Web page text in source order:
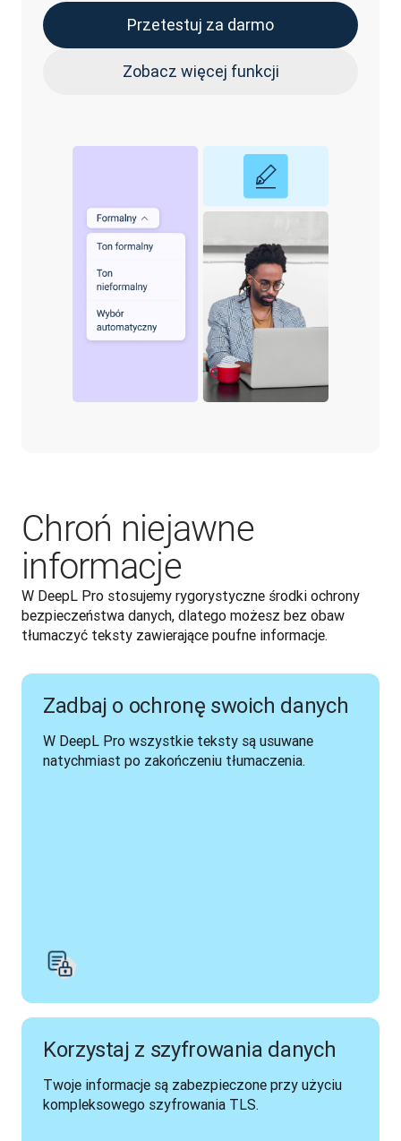
Przetestuj za darmo
Zobacz więcej funkcji
Chroń niejawne
informacje
W DeepL Pro stosujemy rygorystyczne środki ochrony
bezpieczeństwa danych, dlatego możesz bez obaw
tłumaczyć teksty zawierające poufne informacje.
Zadbaj o ochronę swoich danych
W DeepL Pro wszystkie teksty są usuwane
natychmiast po zakończeniu tłumaczenia.
Korzystaj z szyfrowania danych
Twoje informacje są zabezpieczone przy użyciu
kompleksowego szyfrowania TLS.